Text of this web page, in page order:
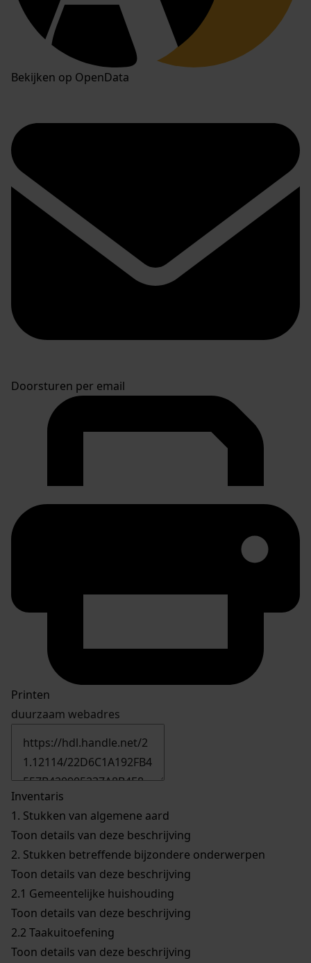
Bekijken op OpenData
Doorsturen per email
Printen
duurzaam webadres
Inventaris
1. Stukken van algemene aard
Toon details van deze beschrijving
2. Stukken betreffende bijzondere onderwerpen
Toon details van deze beschrijving
2.1 Gemeentelijke huishouding
Toon details van deze beschrijving
2.2 Taakuitoefening
Toon details van deze beschrijving